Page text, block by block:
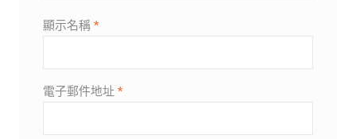
顯示名稱 *
電子郵件地址 *